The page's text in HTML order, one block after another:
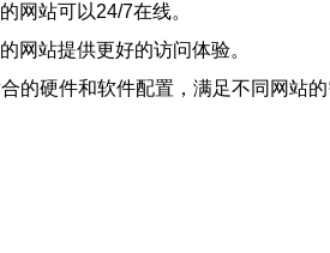
网站可以24/7在线。
网站提供更好的访问体验。
的硬件和软件配置，满足不同网站的